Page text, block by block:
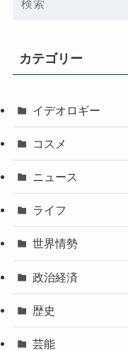
カテゴリー
イデオロギー
コスメ
ニュース
ライフ
世界情勢
政治経済
歴史
芸能